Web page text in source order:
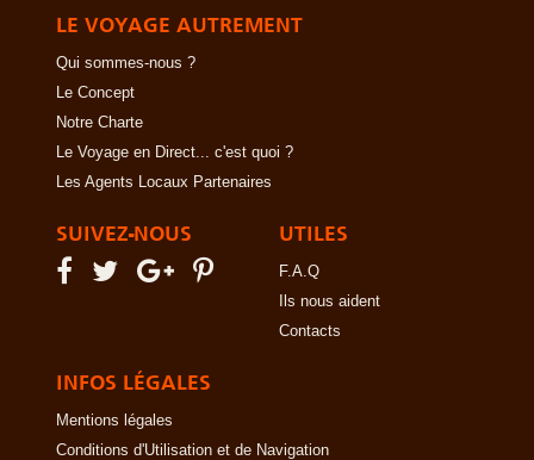
LE VOYAGE AUTREMENT
Qui sommes-nous ?
Le Concept
Notre Charte
Le Voyage en Direct... c'est quoi ?
Les Agents Locaux Partenaires
SUIVEZ-NOUS UTILES
F.A.Q
Ils nous aident
Contacts
INFOS LÉGALES
Mentions légales
Conditions d'Utilisation et de Navigation